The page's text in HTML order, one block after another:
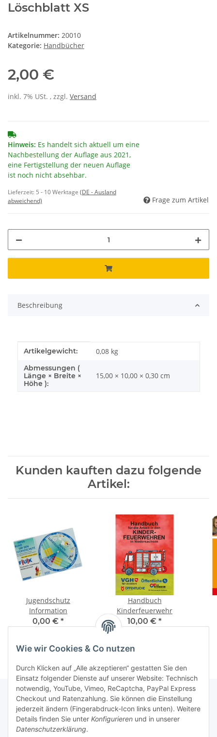
Wie wir Cookies & Co nutzen
Durch Klicken auf „Alle akzeptieren“ gestatten Sie den
Einsatz folgender Dienste auf unserer Website: Technisch
notwendig, YouTube, Vimeo, ReCaptcha, PayPal Express
Checkout und Ratenzahlung. Sie können die Einstellung
jederzeit ändern (Fingerabdruck-Icon links unten). Weitere
Details finden Sie unter Konfigurieren und in unserer
Datenschutzerklärung.
Löschblatt XS
Artikelnummer: 20010
Kategorie: Handbücher
2,00 €
inkl. 7% USt. , zzgl. Versand
Hinweis: Es handelt sich aktuell um eine
Nachbestellung der Auflage aus 2021,
eine Fertigstellung der neuen Auflage
ist noch nicht absehbar.
Lieferzeit: 5 - 10 Werktage (DE - Ausland
abweichend)
Frage zum Artikel
Beschreibung
Produkteigenschaft
Wert
Artikelgewicht: 0,08 kg
Abmessungen (
Länge × Breite ×
Höhe ):
15,00 × 10,00 × 0,30 cm
Kunden kauften dazu folgende
Artikel:
Jugendschutz
Information
0,00 € *
Handbuch
Kinderfeuerwehr
10,00 € *
Informationen